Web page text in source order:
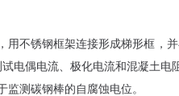
用不锈钢框架连接形成梯形框，
电偶电流、极化电流和混凝土电
测碳钢棒的自腐蚀电位。